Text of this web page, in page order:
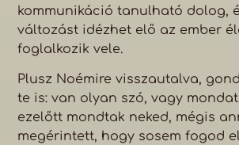
kommunikáció tanulható dolog,
változást idézhet elő az ember
foglalkozik vele.
Plusz Noémire visszautalva,
te is: van olyan szó, vagy
ezelőtt mondtak neked, mégis
megérintett, hogy sosem fogod